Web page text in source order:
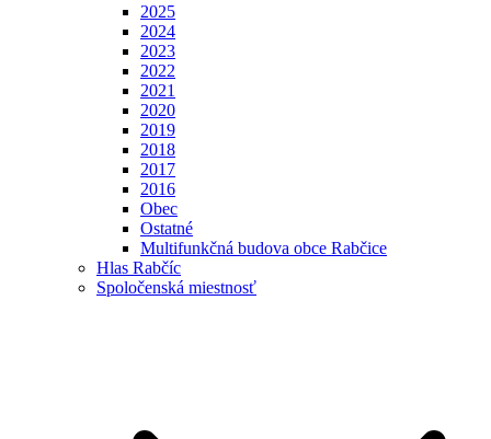
2025
2024
2023
2022
2021
2020
2019
2018
2017
2016
Obec
Ostatné
Multifunkčná budova obce Rabčice
Hlas Rabčíc
Spoločenská miestnosť